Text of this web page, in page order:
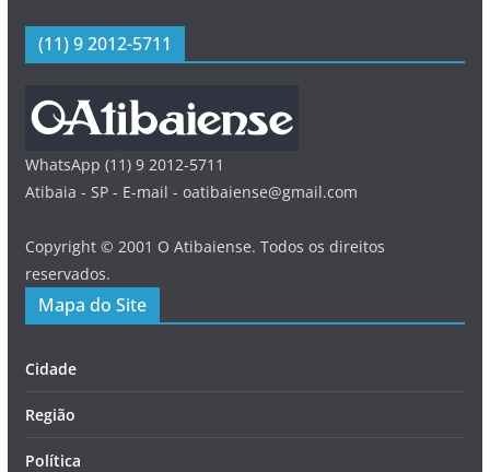
(11) 9 2012-5711
WhatsApp (11) 9 2012-5711
Atibaia - SP - E-mail - oatibaiense@gmail.com
Copyright © 2001 O Atibaiense. Todos os direitos
reservados.
Mapa do Site
Cidade
Região
Política